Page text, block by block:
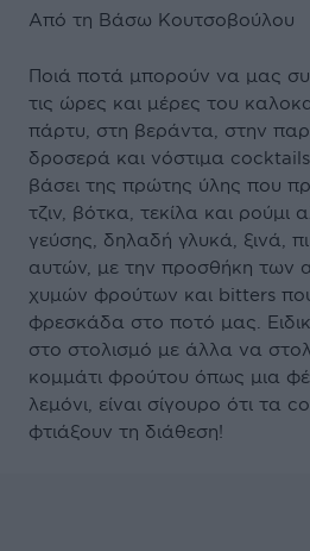
Από τη Βάσω Κουτσοβούλου
Ποιά ποτά μπορούν να μας
τις ώρες και μέρες του
πάρτυ, στη βεράντα, στην
δροσερά και νόστιμα
βάσει της πρώτης ύλης που
τζιν, βότκα, τεκίλα και ρούμι
γεύσης, δηλαδή γλυκά, ξινά,
αυτών, με την προσθήκη των
χυμών φρούτων και bitters
φρεσκάδα στο ποτό μας.
στο στολισμό με άλλα να
κομμάτι φρούτου όπως μια
λεμόνι, είναι σίγουρο ότι τα
φτιάξουν τη διάθεση!